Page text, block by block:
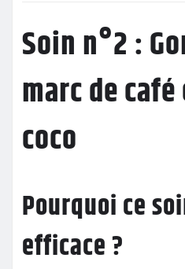
Soin n°2 :
marc de
coco
Pourquoi ce
efficace ?